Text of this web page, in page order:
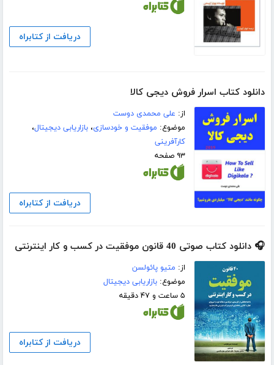
دریافت از کتابراه
دانلود کتاب اسرار فروش دیجی کالا
از: علی محمدی دوست
موضوع: موفقیت و خودسازی،بازاریابی دیجیتال،
کارآفرینی
۹۳ صفحه
دریافت از کتابراه
🎧 دانلود کتاب صوتی 40 قانون موفقیت در کسب و کار اینترنتی
از: متیو پائولسن
موضوع:بازاریابی دیجیتال
۵ ساعت و ۴۷ دقیقه
دریافت از کتابراه